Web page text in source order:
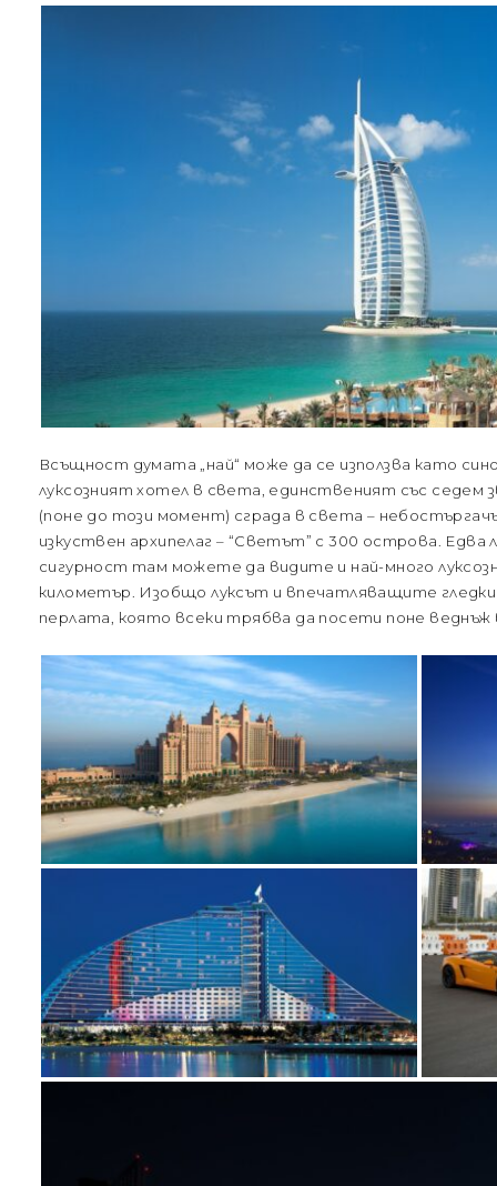
Всъщност думата „най“ може да се използва като
луксозният хотел в света, единственият със седем
(поне до този момент) сграда в света –
изкуствен архипелаг – “Светът” с 300 острова. Едва
сигурност там можете да видите и най-много
километър. Изобщо луксът и впечатляващите гледки
перлата, която всеки трябва да посети поне веднъж